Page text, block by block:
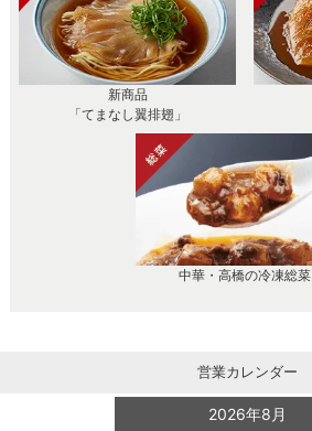
新商品
「てまなし翼排翅」
中華・高橋の冷凍総菜
営業カレンダー
2026年8月